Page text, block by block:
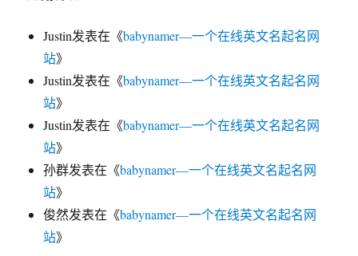
Justin发表在《babynamer—一个在线英文名起名网
站》
Justin发表在《babynamer—一个在线英文名起名网
站》
Justin发表在《babynamer—一个在线英文名起名网
站》
孙群发表在《babynamer—一个在线英文名起名网
站》
俊然发表在《babynamer—一个在线英文名起名网
站》